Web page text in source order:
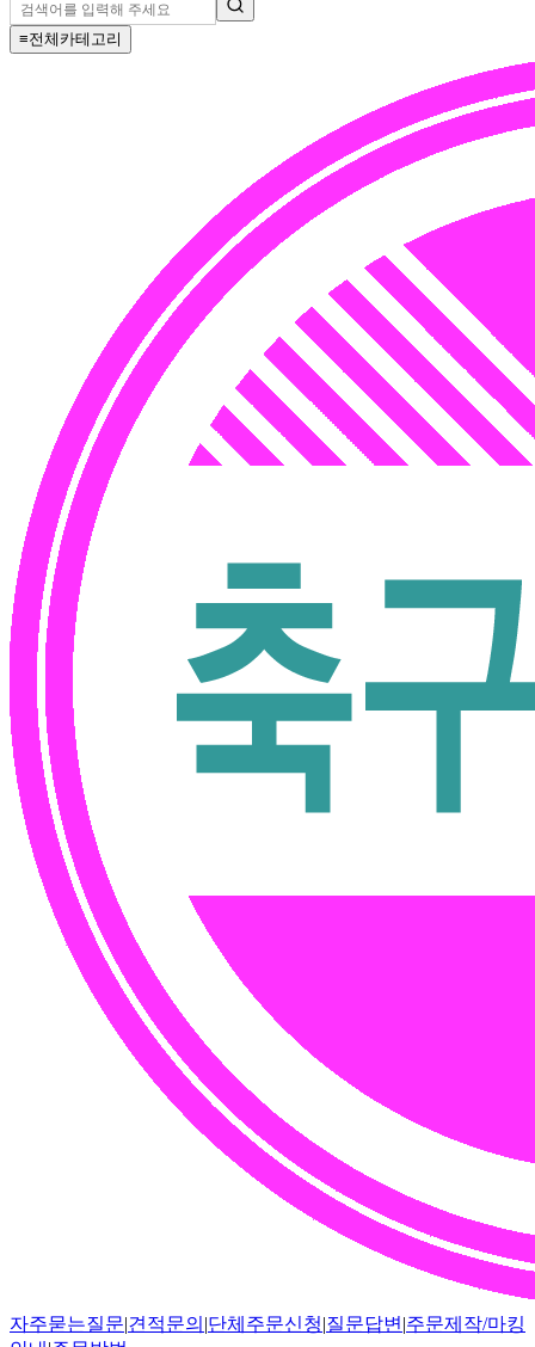
≡전체카테고리
자주묻는질문|견적문의 |단체주문신청|질문답변 |주문제작/마킹